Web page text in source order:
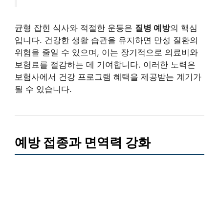
균형 잡힌 식사와 적절한 운동은 질병 예방의 핵심
입니다. 건강한 생활 습관을 유지하면 만성 질환의
위험을 줄일 수 있으며, 이는 장기적으로 의료비와
보험료를 절감하는 데 기여합니다. 이러한 노력은
보험사에서 건강 프로그램 혜택을 제공받는 계기가
될 수 있습니다.
예방 접종과 면역력 강화